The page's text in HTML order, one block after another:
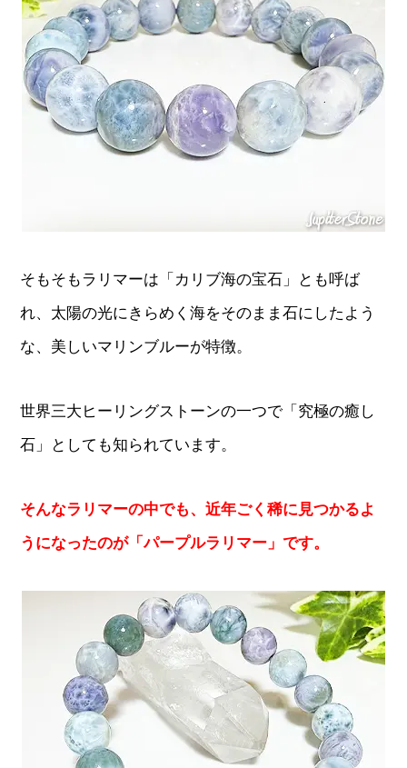
そもそもラリマーは「カリブ海の宝石」とも呼ば
れ、太陽の光にきらめく海をそのまま石にしたよう
な、美しいマリンブルーが特徴。
世界三大ヒーリングストーンの一つで「究極の癒し
石」としても知られています。
そんなラリマーの中でも、近年ごく稀に見つかるよ
うになったのが「パープルラリマー」です。